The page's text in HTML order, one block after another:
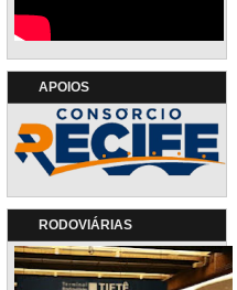
APOIOS
RODOVIÁRIAS